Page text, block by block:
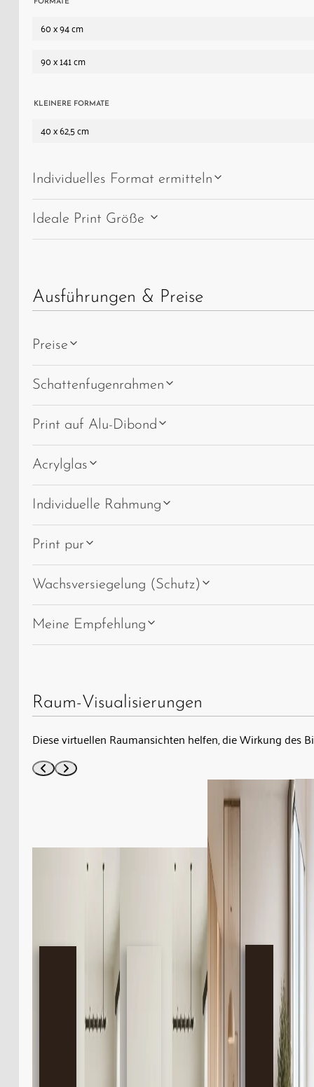
FORMATE
60 x 94 cm
90 x 141 cm
KLEINERE FORMATE
40 x 62,5 cm
Individuelles Format ermitteln
Ideale Print Größe
Ausführungen & Preise
Preise
Schattenfugenrahmen
Print auf Alu-Dibond
Acrylglas
Individuelle Rahmung
Print pur
Wachsversiegelung (Schutz)
Meine Empfehlung
Raum-Visualisierungen
Diese virtuellen Raumansichten helfen, die Wirkung des